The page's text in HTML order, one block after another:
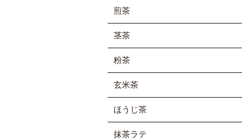
煎茶
茎茶
粉茶
玄米茶
ほうじ茶
抹茶ラテ